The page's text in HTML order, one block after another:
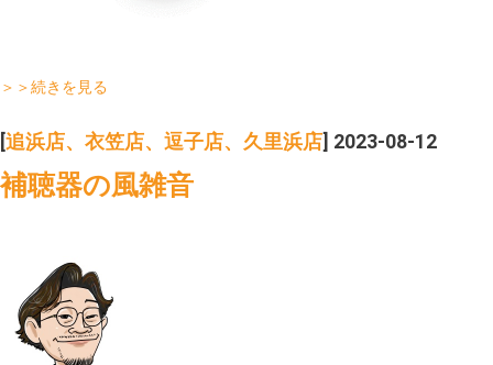
＞＞続きを見る
追浜店、衣笠店、逗子店、久里浜店 ] 2023-08-12
補聴器の風雑音